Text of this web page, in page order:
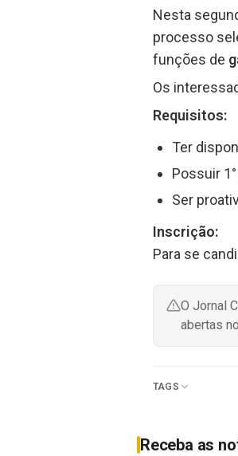
Nesta
processo
funções de
Os
Requisitos:
Ter
Possuir
Ser
Inscrição:
Para se
O Jornal
abertas
TAGS
Receba as